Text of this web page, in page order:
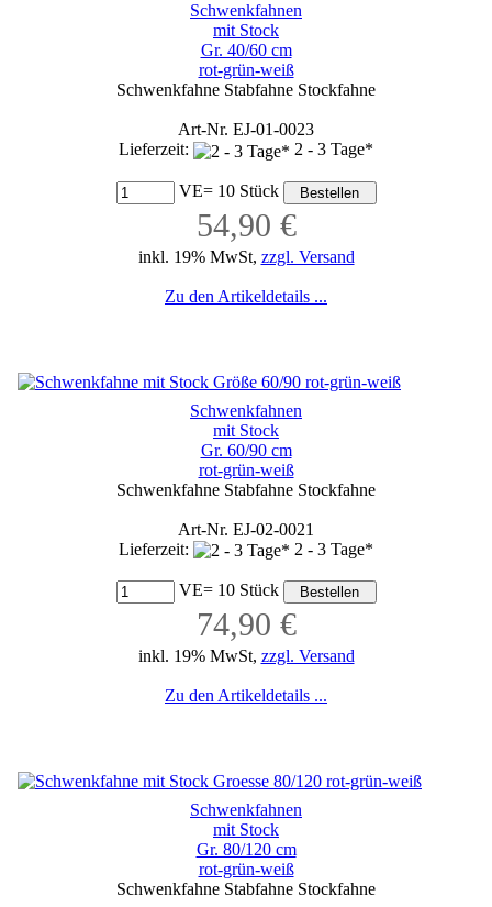
Schwenkfahnen
mit Stock
Gr. 40/60 cm
rot-grün-weiß
Schwenkfahne Stabfahne Stockfahne
Art-Nr. EJ-01-0023
Lieferzeit:
2 - 3 Tage*
VE= 10 Stück
54,90 €
inkl. 19% MwSt, zzgl. Versand
Zu den Artikeldetails ...
Schwenkfahnen
mit Stock
Gr. 60/90 cm
rot-grün-weiß
Schwenkfahne Stabfahne Stockfahne
Art-Nr. EJ-02-0021
Lieferzeit:
2 - 3 Tage*
VE= 10 Stück
74,90 €
inkl. 19% MwSt, zzgl. Versand
Zu den Artikeldetails ...
Schwenkfahnen
mit Stock
Gr. 80/120 cm
rot-grün-weiß
Schwenkfahne Stabfahne Stockfahne